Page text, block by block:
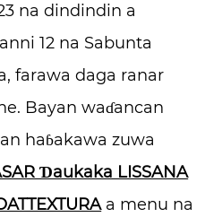
na dindindin a
12 na Sabunta
farawa daga ranar
Bayan waɗancan
haɓakawa zuwa
Ɗaukaka LISSANA
a menu na